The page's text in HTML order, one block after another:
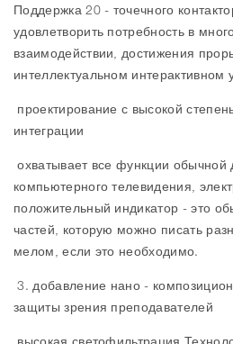
Поддержка 20 - точечного
удовлетворить потребность в
взаимодействии, достижения
интеллектуальном интерактивном
проектирование с высокой
интеграции
охватывает все функции обычной
компьютерного телевидения,
положительный индикатор - это
частей, которую можно писать
мелом, если это необходимо.
3. добавление нано -
защиты зрения преподавателей